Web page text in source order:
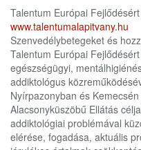
Talentum Európai
www.talentumalapitvany.hu
Szenvedélybetegeket és
Talentum Európai
egészségügyi,
addiktológus
Nyírpazonyban és
Alacsonyküszöbű Ellátás
addiktológiai problémával
elérése, fogadása, aktuális